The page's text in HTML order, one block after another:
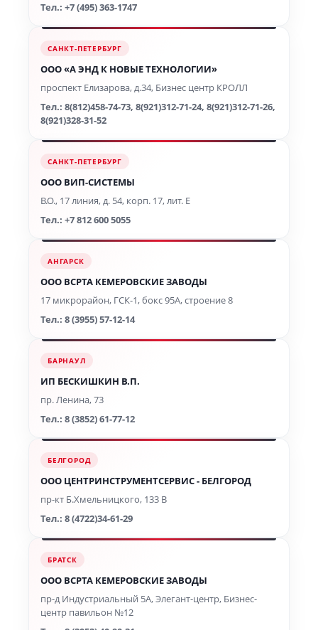
Тел.: +7 (495) 363-1747
САНКТ-ПЕТЕРБУРГ
ООО «А ЭНД К НОВЫЕ ТЕХНОЛОГИИ»
проспект Елизарова, д.34, Бизнес центр КРОЛЛ
Тел.: 8(812)458-74-73, 8(921)312-71-24, 8(921)312-71-26,
8(921)328-31-52
САНКТ-ПЕТЕРБУРГ
ООО ВИП-СИСТЕМЫ
В.О., 17 линия, д. 54, корп. 17, лит. Е
Тел.: +7 812 600 5055
АНГАРСК
ООО ВСРТА КЕМЕРОВСКИЕ ЗАВОДЫ
17 микрорайон, ГСК-1, бокс 95А, строение 8
Тел.: 8 (3955) 57-12-14
БАРНАУЛ
ИП БЕСКИШКИН В.П.
пр. Ленина, 73
Тел.: 8 (3852) 61-77-12
БЕЛГОРОД
ООО ЦЕНТРИНСТРУМЕНТСЕРВИС - БЕЛГОРОД
пр-кт Б.Хмельницкого, 133 B
Тел.: 8 (4722)34-61-29
БРАТСК
ООО ВСРТА КЕМЕРОВСКИЕ ЗАВОДЫ
пр-д Индустриальный 5А, Элегант-центр, Бизнес-
центр павильон №12